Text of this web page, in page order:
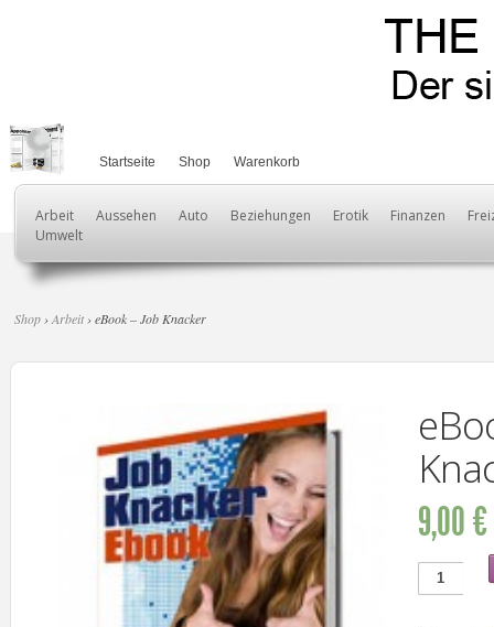
Startseite Shop Warenkorb
Arbeit Aussehen Auto Beziehungen Erotik Finanzen
Umwelt
Shop ›Arbeit› eBook – Job Knacker
9,00 €